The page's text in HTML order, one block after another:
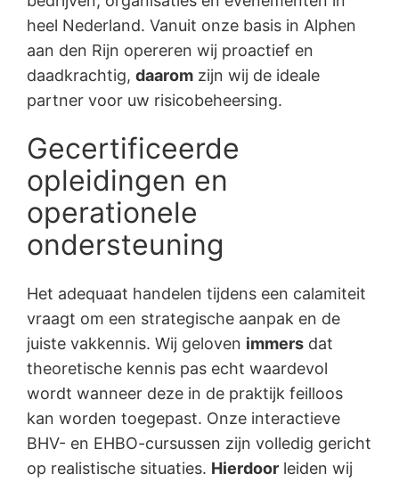
heel Nederland. Vanuit onze basis in Alphen
aan den Rijn opereren wij proactief en
daadkrachtig,daarom zijn wij de ideale
partner voor uw risicobeheersing.
Gecertificeerde
opleidingen en
operationele
ondersteuning
Het adequaat handelen tijdens een calamiteit
vraagt om een strategische aanpak en de
juiste vakkennis. Wij geloven immers dat
theoretische kennis pas echt waardevol
wordt wanneer deze in de praktijk feilloos
kan worden toegepast. Onze interactieve
BHV- en EHBO-cursussen zijn volledig gericht
op realistische situaties. Hierdoor leiden wij